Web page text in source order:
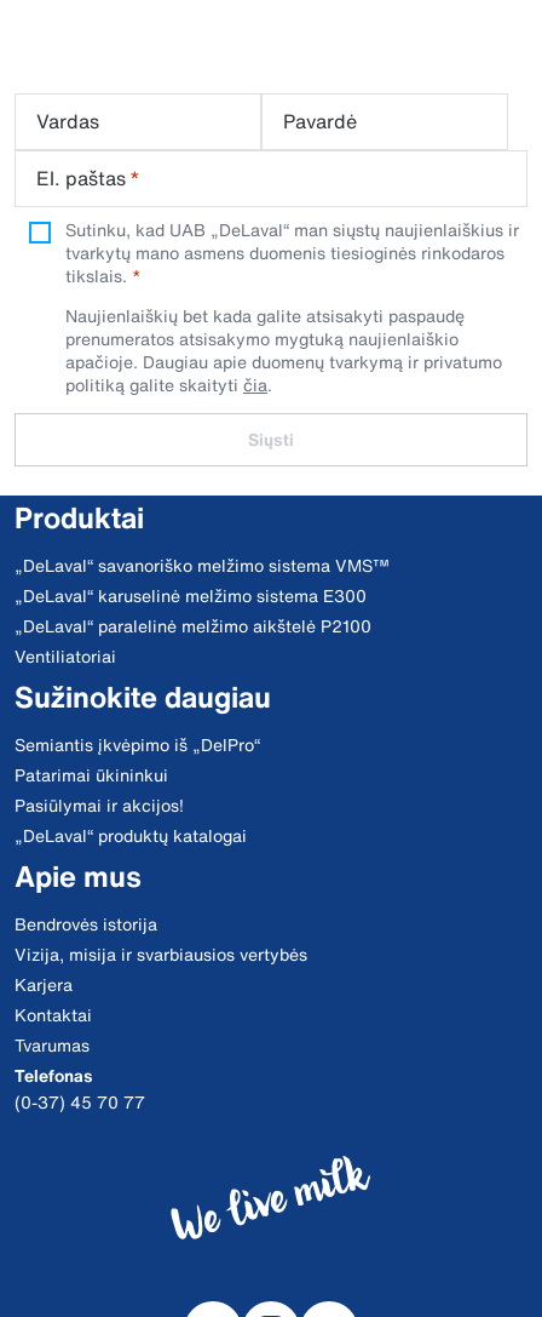
Vardas
Pavardė
El. paštas*
Sutinku, kad UAB „DeLaval“ man siųstų naujienlaiškius ir
tvarkytų mano asmens duomenis tiesioginės rinkodaros
tikslais.
Naujienlaiškių bet kada galite atsisakyti paspaudę
prenumeratos atsisakymo mygtuką naujienlaiškio
apačioje. Daugiau apie duomenų tvarkymą ir privatumo
politiką galite skaityti čia.
Siųsti
Produktai
„DeLaval“ savanoriško melžimo sistema VMS™
„DeLaval“ karuselinė melžimo sistema E300
„DeLaval“ paralelinė melžimo aikštelė P2100
Ventiliatoriai
Sužinokite daugiau
Semiantis įkvėpimo iš „DelPro“
Patarimai ūkininkui
Pasiūlymai ir akcijos!
„DeLaval“ produktų katalogai
Apie mus
Bendrovės istorija
Vizija, misija ir svarbiausios vertybės
Karjera
Kontaktai
Tvarumas
Telefonas
(0-37) 45 70 77